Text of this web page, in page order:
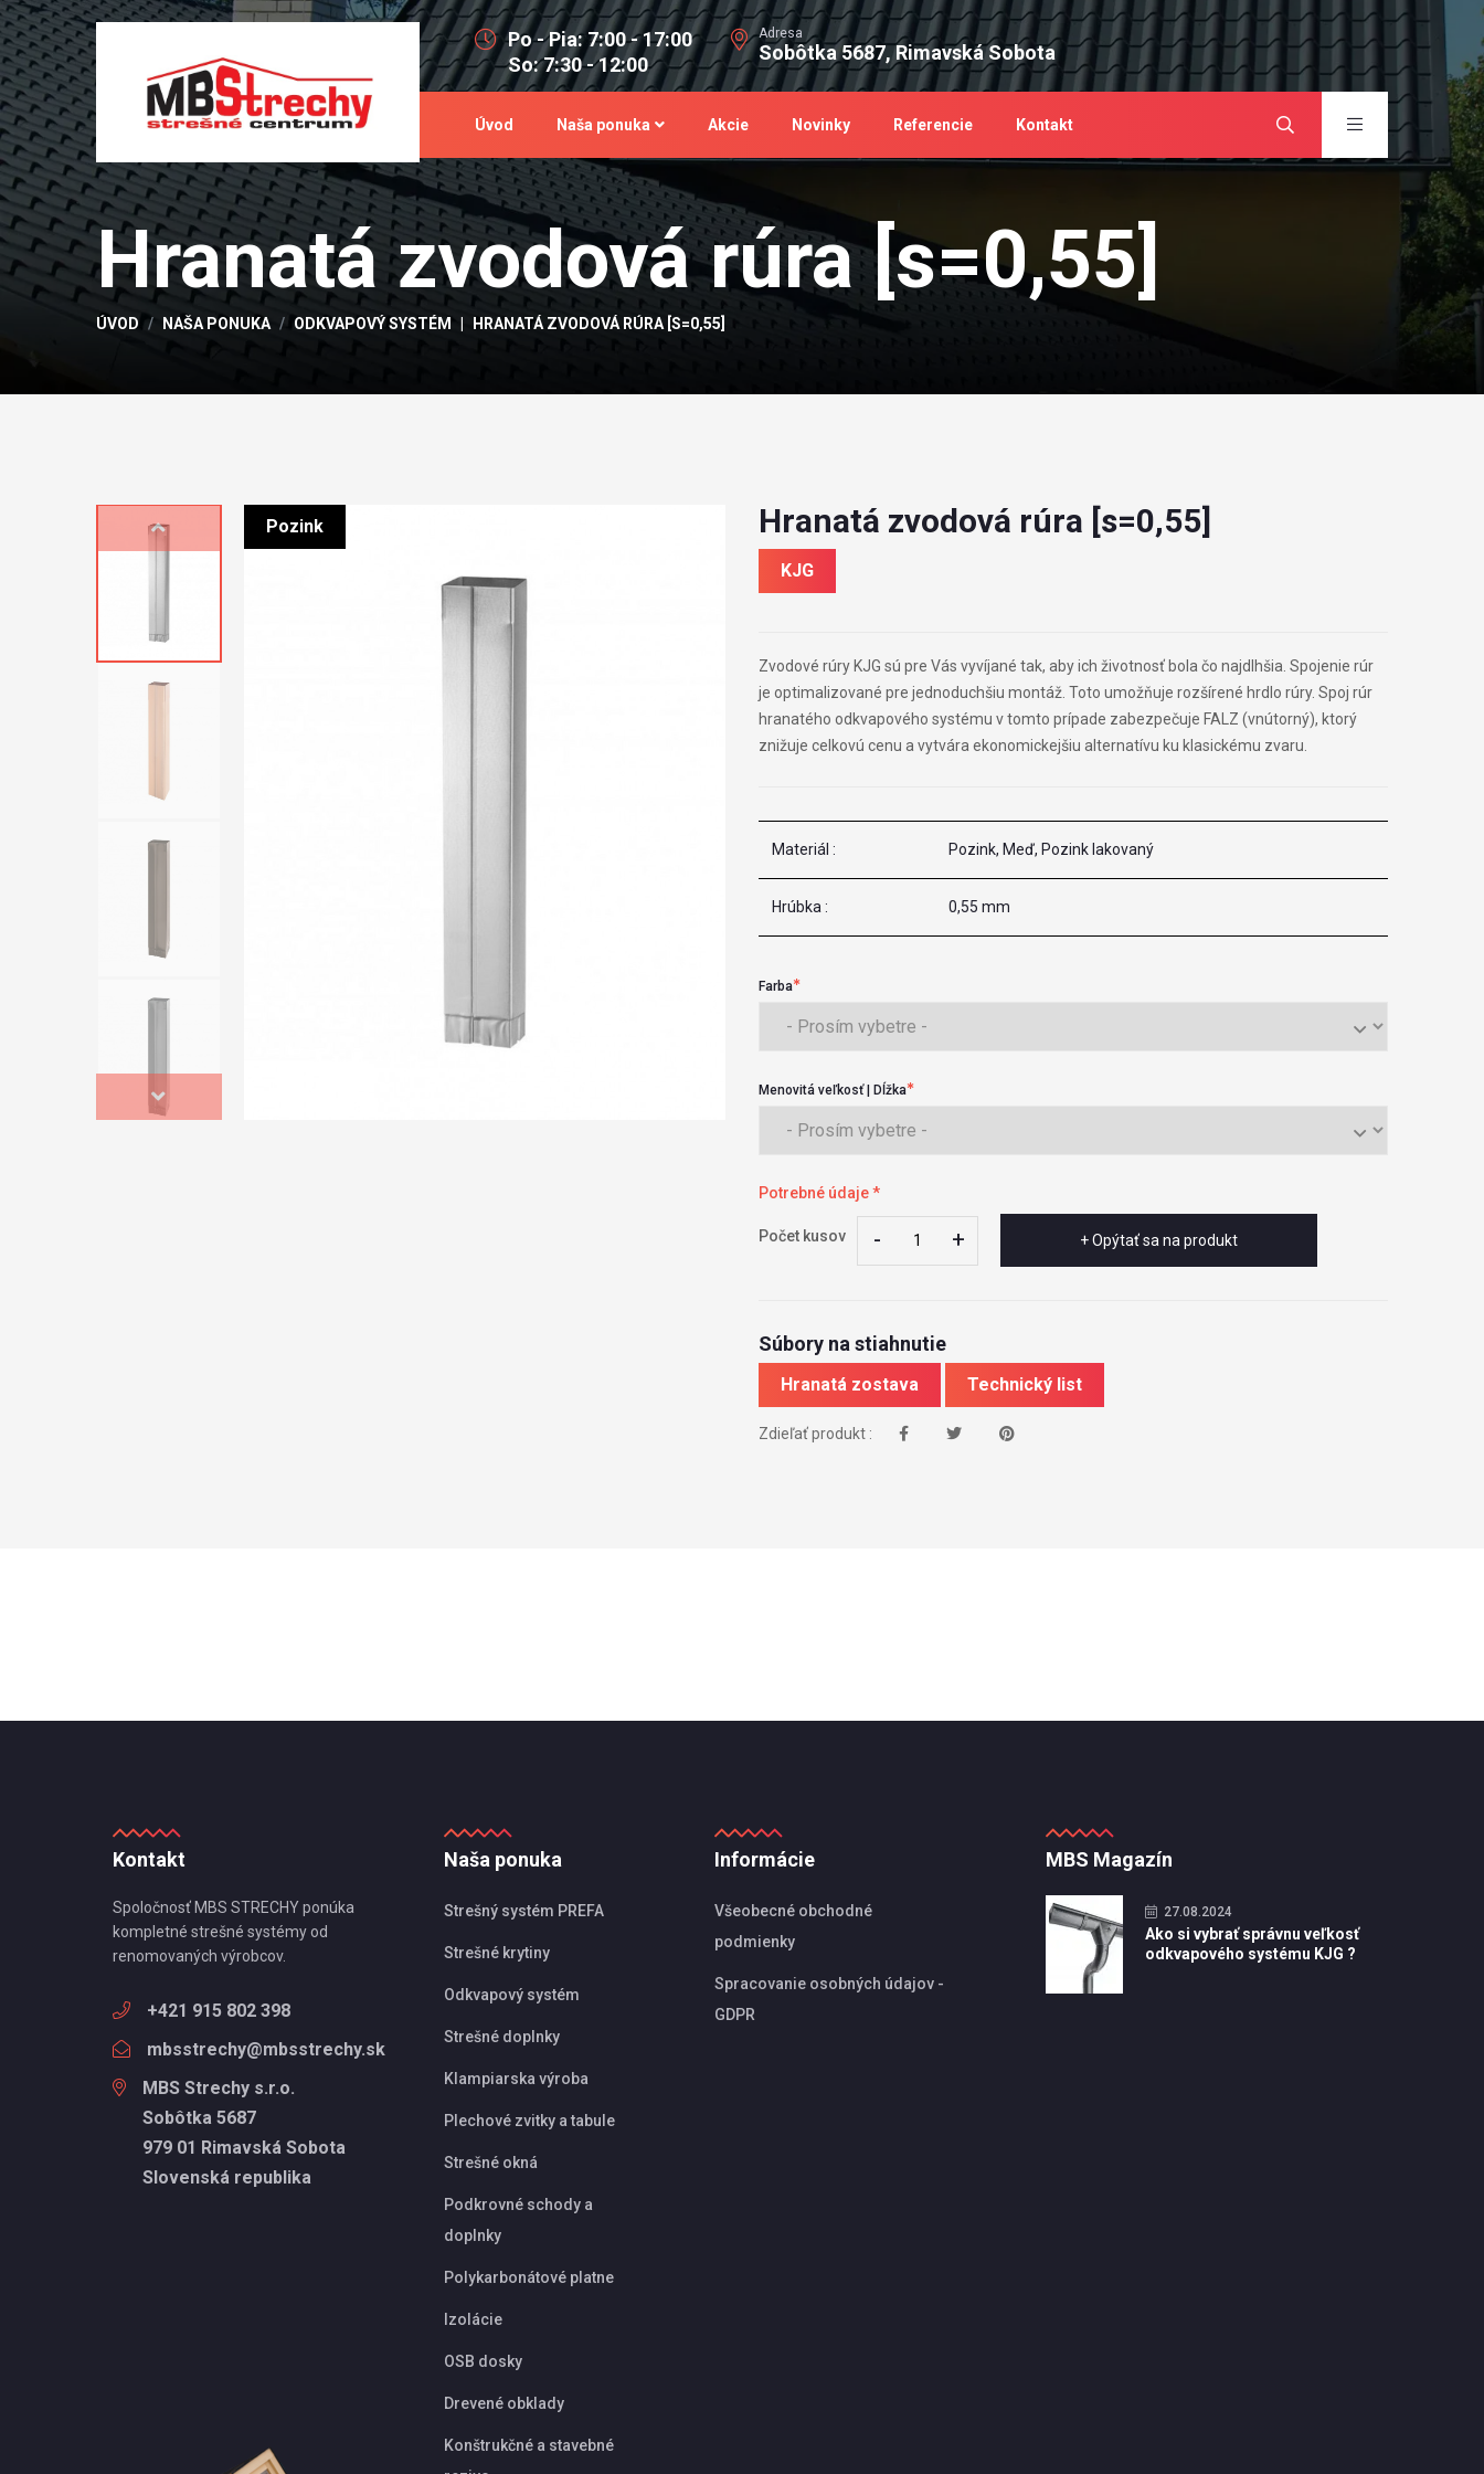
Po - Pia: 7:00 - 17:00
So: 7:30 - 12:00
Adresa
Sobôtka 5687, Rimavská Sobota
Úvod Naša ponuka Akcie Novinky Referencie Kontakt
Hranatá zvodová rúra [s=0,55]
ÚVOD NAŠA PONUKA ODKVAPOVÝ SYSTÉM HRANATÁ ZVODOVÁ RÚRA [S=0,55]
Pozink Hranatá zvodová rúra [s=0,55]
KJG
Zvodové rúry KJG sú pre Vás vyvíjané tak, aby ich životnosť bola čo najdlhšia. Spojenie rúr
je optimalizované pre jednoduchšiu montáž. Toto umožňuje rozšírené hrdlo rúry. Spoj rúr
hranatého odkvapového systému v tomto prípade zabezpečuje FALZ (vnútorný), ktorý
znižuje celkovú cenu a vytvára ekonomickejšiu alternatívu ku klasickému zvaru.
Materiál : Pozink, Meď, Pozink lakovaný
Hrúbka : 0,55 mm
Farba
Menovitá veľkosť | Dĺžka
Potrebné údaje *
Počet kusov - +
- + + Opýtať sa na produkt
Súbory na stiahnutie
Hranatá zostava Technický list
Zdieľať produkt :
Kontakt
Spoločnosť MBS STRECHY ponúka
kompletné strešné systémy od
renomovaných výrobcov.
+421 915 802 398
mbsstrechy@mbsstrechy.sk
MBS Strechy s.r.o.
Sobôtka 5687
979 01 Rimavská Sobota
Slovenská republika
Naša ponuka
Strešný systém PREFA
Strešné krytiny
Odkvapový systém
Strešné doplnky
Klampiarska výroba
Plechové zvitky a tabule
Strešné okná
Podkrovné schody a
doplnky
Polykarbonátové platne
Izolácie
OSB dosky
Drevené obklady
Konštrukčné a stavebné
Informácie
Všeobecné obchodné
podmienky
Spracovanie osobných údajov -
GDPR
MBS Magazín
27.08.2024
Ako si vybrať správnu veľkosť
odkvapového systému KJG ?